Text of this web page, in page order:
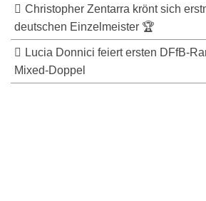
Christopher Zentarra krönt sich
deutschen Einzelmeister 🏆
Lucia Donnici feiert ersten DFfB-
Mixed-Doppel